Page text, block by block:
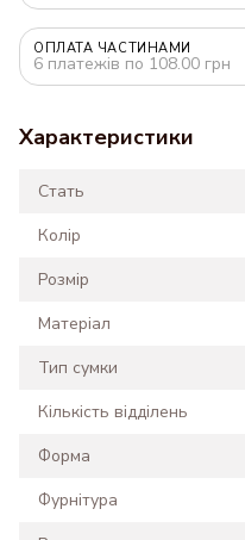
ОПЛАТА ЧАСТИНАМИ
6 платежів по 108.00 грн
Характеристики
Стать
Колір
Розмір
Матеріал
Тип сумки
Кількість відділень
Форма
Фурнітура